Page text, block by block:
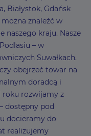
Białystok, Gdańsk
znaleźć w
naszego kraju. Nasze
– w
Suwałkach.
obejrzeć towar na
doradcą i
roku rozwijamy z
dostępny pod
docieramy do
realizujemy